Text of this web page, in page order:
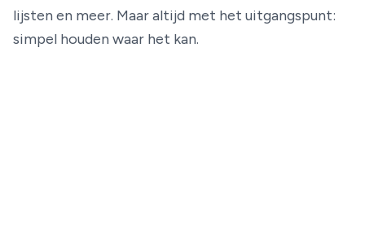
lijsten en meer. Maar altijd met het uitgangspunt:
simpel houden waar het kan.